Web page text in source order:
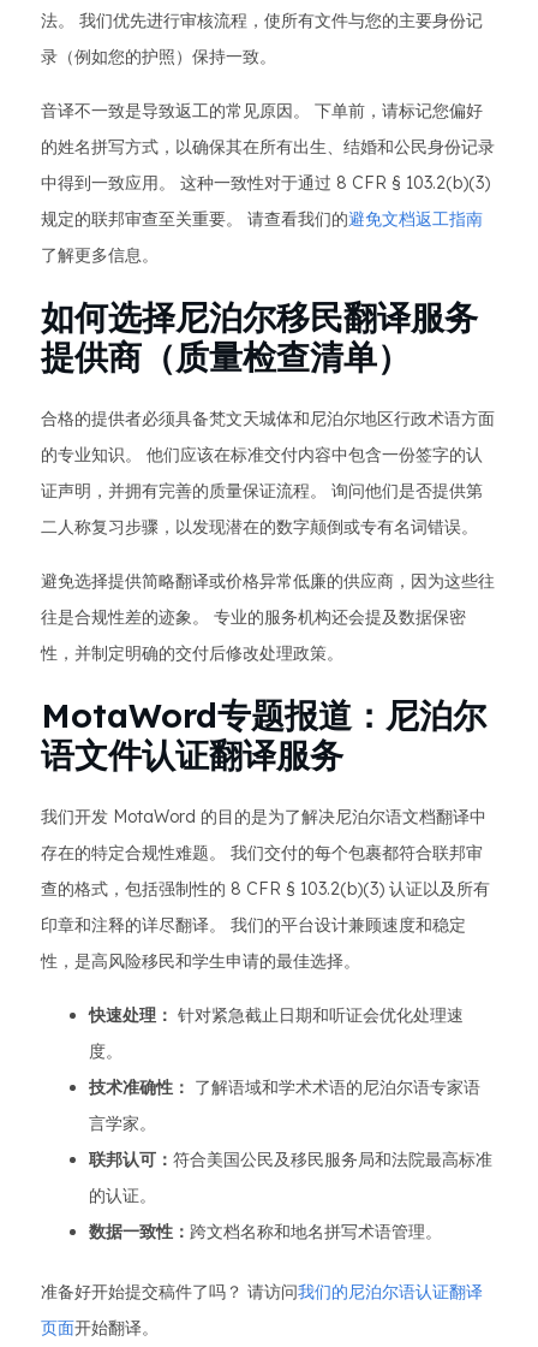
法。 我们优先进行审核流程，使所有文件与您的主要身份记
录（例如您的护照）保持一致。
音译不一致是导致返工的常见原因。 下单前，请标记您偏好
的姓名拼写方式，以确保其在所有出生、结婚和公民身份记录
中得到一致应用。 这种一致性对于通过 8 CFR § 103.2(b)(3)
规定的联邦审查至关重要。 请查看我们的避免文档返工指南
了解更多信息。
如何选择尼泊尔移民翻译服务
提供商（质量检查清单）
合格的提供者必须具备梵文天城体和尼泊尔地区行政术语方面
的专业知识。 他们应该在标准交付内容中包含一份签字的认
证声明，并拥有完善的质量保证流程。 询问他们是否提供第
二人称复习步骤，以发现潜在的数字颠倒或专有名词错误。
避免选择提供简略翻译或价格异常低廉的供应商，因为这些往
往是合规性差的迹象。 专业的服务机构还会提及数据保密
性，并制定明确的交付后修改处理政策。
MotaWord专题报道：尼泊尔
语文件认证翻译服务
我们开发 MotaWord 的目的是为了解决尼泊尔语文档翻译中
存在的特定合规性难题。 我们交付的每个包裹都符合联邦审
查的格式，包括强制性的 8 CFR § 103.2(b)(3) 认证以及所有
印章和注释的详尽翻译。 我们的平台设计兼顾速度和稳定
性，是高风险移民和学生申请的最佳选择。
快速处理： 针对紧急截止日期和听证会优化处理速
度。
技术准确性： 了解语域和学术术语的尼泊尔语专家语
言学家。
联邦认可： 符合美国公民及移民服务局和法院最高标准
的认证。
数据一致性： 跨文档名称和地名拼写术语管理。
准备好开始提交稿件了吗？ 请访问我们的尼泊尔语认证翻译
页面开始翻译。